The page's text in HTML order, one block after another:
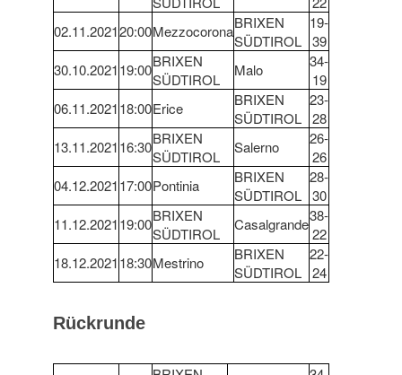
02.11.202120:00MezzocoronaBRIXEN
SÜDTIROL
19-
39
30.10.202119:00BRIXEN
SÜDTIROL
Malo
34-
19
06.11.202118:00Erice
BRIXEN
SÜDTIROL
23-
28
13.11.202116:30BRIXEN
SÜDTIROL
Salerno
26-
26
04.12.202117:00Pontinia
BRIXEN
SÜDTIROL
28-
30
11.12.202119:00BRIXEN
SÜDTIROL
Casalgrande38-
22
18.12.202118:30Mestrino
BRIXEN
SÜDTIROL
22-
24
Rückrunde